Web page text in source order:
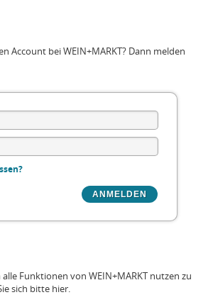
Account bei WEIN+MARKT? Dann melden
alle Funktionen von WEIN+MARKT nutzen zu
sich bitte hier.